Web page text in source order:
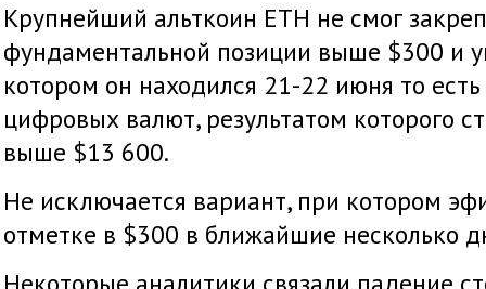
Крупнейший альткоин ETH не смог
фундаментальной позиции выше $300 и
котором он находился 21-22 июня то
цифровых валют, результатом которого
выше $13 600.
Не исключается вариант, при котором
отметке в $300 в ближайшие несколько